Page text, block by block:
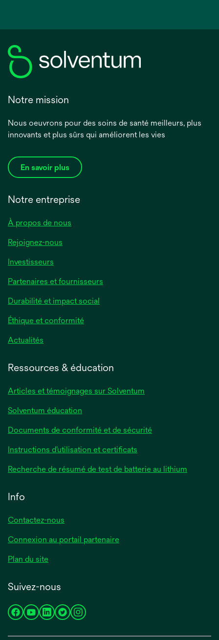
Notre mission
Nous oeuvrons pour des soins de santé meilleurs, plus
innovants et plus sûrs qui améliorent les vies
En savoir plus
Notre entreprise
À propos de nous
Rejoignez-nous
Investisseurs
Partenaires et fournisseurs
Durabilité et impact social
Éthique et conformité
Actualités
Ressources & éducation
Articles et témoignages sur Solventum
Solventum éducation
Documents de conformité et de sécurité
Instructions d’utilisation et certificats
Recherche de résumé de test de batterie au lithium
Info
Contactez-nous
Connexion au portail partenaire
Plan du site
Suivez-nous
s’ouvres’ouvres’ouvres’ouvres’ouvre